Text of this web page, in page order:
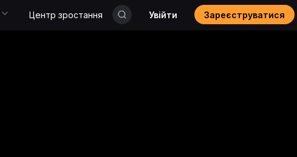
Центр зростання Увійти Зареєструватися